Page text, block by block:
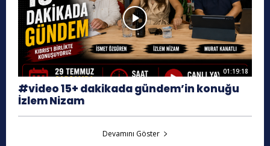
01:19:18
#video 15+ dakikada gündem’in konuğu
İzlem Nizam
Devamını Göster